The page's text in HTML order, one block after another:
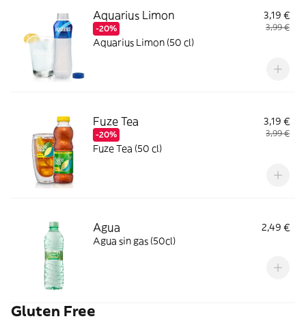
Aquarius Limon
-20%
3,19 €
3,99 €
Aquarius Limon (50 cl)
Fuze Tea
-20%
3,19 €
3,99 €
Fuze Tea (50 cl)
Agua
2,49 €
Agua sin gas (50cl)
Gluten Free